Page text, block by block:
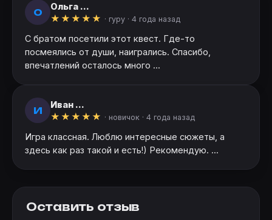
О
Ольга ...
★ ★ ★ ★ ★ · гуру · 4 года назад
С братом посетили этот квест. Где-то
посмеялись от души, наигрались. Спасибо,
впечатлений осталось много ...
И
Иван ...
★ ★ ★ ★ ★ · новичок · 4 года назад
Игра классная. Люблю интересные сюжеты, а
здесь как раз такой и есть!) Рекомендую. ...
Оставить отзыв